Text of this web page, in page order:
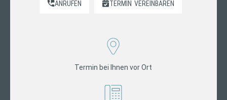
ANRUFEN TERMIN VEREINBAREN
Termin bei Ihnen vor Ort